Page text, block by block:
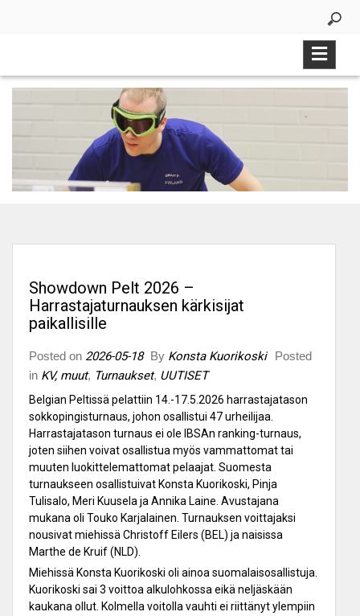
Showdown Pelt 2026 –
Harrastajaturnauksen kärkisijat
paikallisille
Posted on 2026-05-18 By Konsta Kuorikoski
Posted
in KV, muut, Turnaukset, UUTISET
Belgian Peltissä pelattiin 14.-17.5.2026 harrastajatason
sokkopingisturnaus, johon osallistui 47 urheilijaa.
Harrastajatason turnaus ei ole IBSAn ranking-turnaus,
joten siihen voivat osallistua myös vammattomat tai
muuten luokittelemattomat pelaajat. Suomesta
turnaukseen osallistuivat Konsta Kuorikoski, Pinja
Tulisalo, Meri Kuusela ja Annika Laine. Avustajana
mukana oli Touko Karjalainen. Turnauksen voittajaksi
nousivat miehissä Christoff Eilers (BEL) ja naisissa
Marthe de Kruif (NLD).
Miehissä Konsta Kuorikoski oli ainoa suomalaisosallistuja.
Kuorikoski sai 3 voittoa alkulohkossa eikä neljäskään
kaukana ollut. Kolmella voitolla vauhti ei riittänyt ylempiin